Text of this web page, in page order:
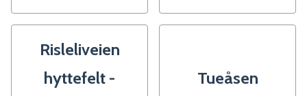
Risleliveien
hyttefelt -
Tueåsen